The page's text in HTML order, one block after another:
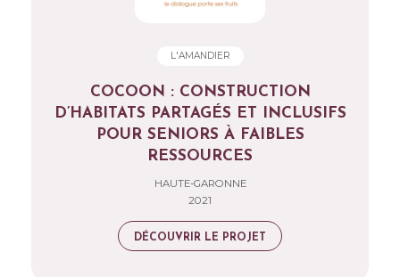
L'AMANDIER
COCOON : CONSTRUCTION
D’HABITATS PARTAGÉS ET INCLUSIFS
POUR SENIORS À FAIBLES
RESSOURCES
HAUTE-GARONNE
2021
DÉCOUVRIR LE PROJET